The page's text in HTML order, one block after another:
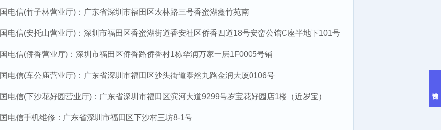
电信(竹子林营业厅)：广东省深圳市福田区农林路三号香蜜湖鑫竹苑南
电信(安托山营业厅)：深圳市福田区香蜜湖街道香安社区侨香四道18号安峦公馆C座半地下101号
电信(侨香营业厅)：深圳市福田区侨香路侨香村1栋华润万家一层1F0005号铺
电信(车公庙营业厅)：广东省深圳市福田区沙头街道泰然九路金润大厦0106号
电信(下沙花好园营业厅)：广东省深圳市福田区滨河大道9299号岁宝花好园店1楼（近岁宝）
电信手机维修：广东省深圳市福田区下沙村三坊8-1号